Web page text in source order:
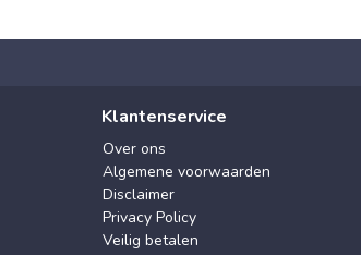
Klantenservice
Over ons
Algemene voorwaarden
Disclaimer
Privacy Policy
Veilig betalen